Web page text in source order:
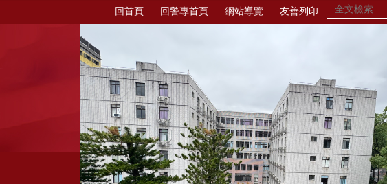
回首頁 回警專首頁 網站導覽 友善列印